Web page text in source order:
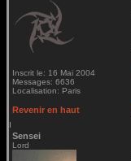
Inscrit le: 16 Mai 2004
Messages: 6636
Localisation: Paris
Revenir en haut
Sensei
Lord